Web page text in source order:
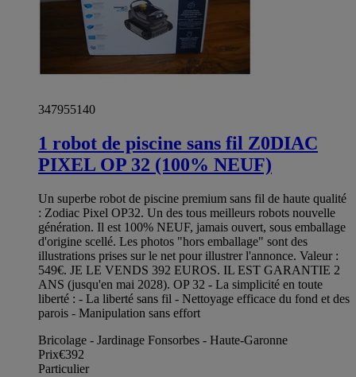
347955140
1 robot de piscine sans fil Z0DIAC
PIXEL OP 32 (100% NEUF)
Un superbe robot de piscine premium sans fil de haute qualité
: Zodiac Pixel OP32. Un des tous meilleurs robots nouvelle
génération. Il est 100% NEUF, jamais ouvert, sous emballage
d'origine scellé. Les photos "hors emballage" sont des
illustrations prises sur le net pour illustrer l'annonce. Valeur :
549€. JE LE VENDS 392 EUROS. IL EST GARANTIE 2
ANS (jusqu'en mai 2028). OP 32 - La simplicité en toute
liberté : - La liberté sans fil - Nettoyage efficace du fond et des
parois - Manipulation sans effort
Bricolage - Jardinage Fonsorbes - Haute-Garonne
Prix€392
Particulier